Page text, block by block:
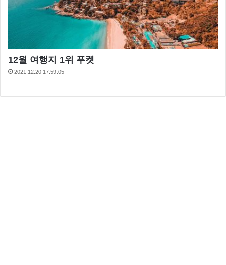
12월 여행지 1위 푸켓
2021.12.20 17:59:05